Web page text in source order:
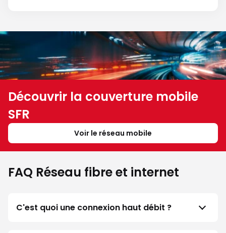
Découvrir la couverture mobile
SFR
Voir le réseau mobile
FAQ Réseau fibre et internet
C'est quoi une connexion haut débit ?